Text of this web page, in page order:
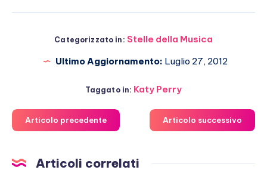
Categorizzato in: Stelle della Musica
Ultimo Aggiornamento: Luglio 27, 2012
Taggato in: Katy Perry
Articolo precedente Articolo successivo
Articoli correlati